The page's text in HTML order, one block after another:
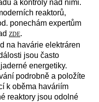
a kontroly nad nimi.
reaktorů,
ponechám expertům
ZDE.
na havárie elektráren
jsou často
energetiky.
podrobně a položíte
k oběma haváriím
reaktory jsou odolné